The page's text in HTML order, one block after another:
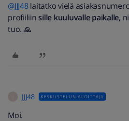
@JJJ48laitatko vielä
profiiliinsille kuuluvalle paikalle,
tuo. 🙏
JJJ48 KESKUSTELUN ALOITTAJA
Moi.